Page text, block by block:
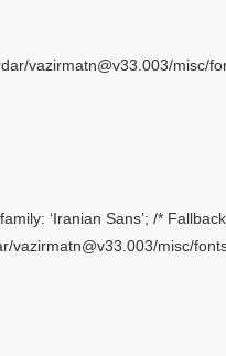
vazirmatn@v33.003/misc/
‘Iranian Sans’; /*
misc/